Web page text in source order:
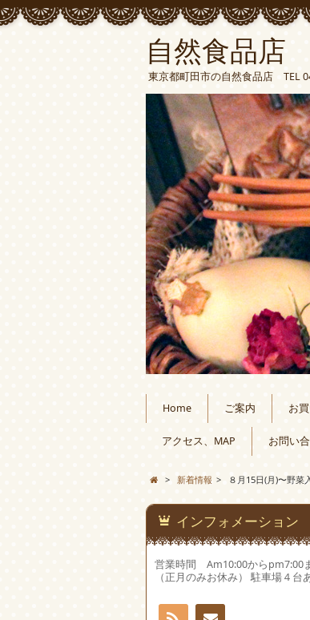
自然食品
東京都町田市の自然食品店 TEL
Home ご案内 お
アクセス、MAP お問い
> 新着情報 > ８月15日(月)〜野菜
インフォメーション
営業時間 Am10:00からpm7:00
（正月のみお休み） 駐車場４台